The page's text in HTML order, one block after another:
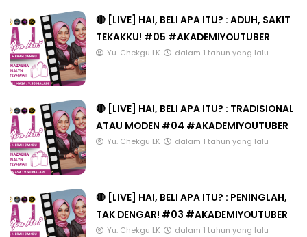
🔴 [LIVE] HAI, BELI APA ITU? : ADUH, SAKIT
TEKAKKU! #05 #AKADEMIYOUTUBER
Yu. Chekgu LK dalam 1 tahun yang lalu
🔴 [LIVE] HAI, BELI APA ITU? : TRADISIONAL
ATAU MODEN #04 #AKADEMIYOUTUBER
Yu. Chekgu LK dalam 1 tahun yang lalu
🔴 [LIVE] HAI, BELI APA ITU? : PENINGLAH,
TAK DENGAR! #03 #AKADEMIYOUTUBER
Yu. Chekgu LK dalam 1 tahun yang lalu